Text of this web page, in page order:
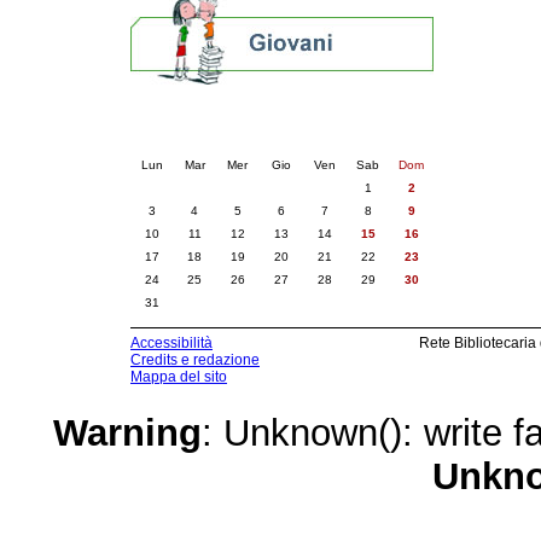
Lun Mar Mer Gio Ven Sab
Dom
1
2
3
4 5 6 7 8
9
10
11 12 13 14 15
16
17
18 19 20 21 22
23
24
25 26 27 28 29
30
31
Accessibilità
Credits e redazione
Mappa del sito
Rete
Warning: Unknown(): write